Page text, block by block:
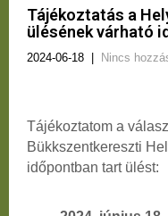
Tájékoztatás a
ülésének várható
2024-06-18 Nincs
Tájékoztatom a
Bükkszentkereszti
időpontban tart ülést: